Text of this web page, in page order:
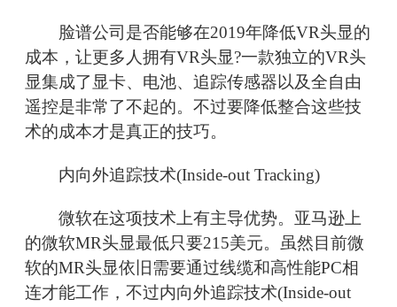
脸谱公司是否能够在2019年降低VR头显的
成本，让更多人拥有VR头显?一款独立的VR头
显集成了显卡、电池、追踪传感器以及全自由
遥控是非常了不起的。不过要降低整合这些技
术的成本才是真正的技巧。
内向外追踪技术(Inside-out Tracking)
微软在这项技术上有主导优势。亚马逊上
的微软MR头显最低只要215美元。虽然目前微
软的MR头显依旧需要通过线缆和高性能PC相
连才能工作，不过内向外追踪技术(Inside-out